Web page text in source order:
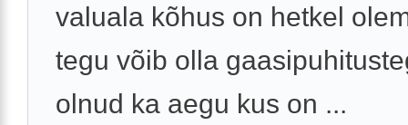
valuala kõhus on hetkel
tegu võib olla
olnud ka aegu kus on ...